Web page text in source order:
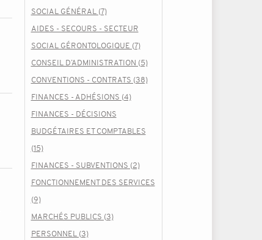
SOCIAL GÉNÉRAL (7)
AIDES - SECOURS - SECTEUR
SOCIAL GÉRONTOLOGIQUE (7)
CONSEIL D’ADMINISTRATION (5)
CONVENTIONS - CONTRATS (38)
FINANCES - ADHÉSIONS (4)
FINANCES - DÉCISIONS
BUDGÉTAIRES ET COMPTABLES
(15)
FINANCES - SUBVENTIONS (2)
FONCTIONNEMENT DES SERVICES
(9)
MARCHÉS PUBLICS (3)
PERSONNEL (3)